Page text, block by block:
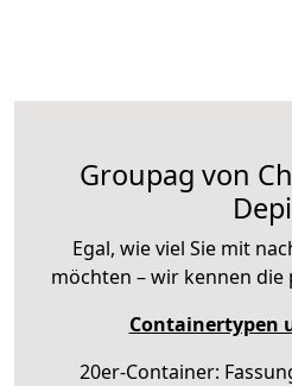
Groupag von
Egal, wie viel Sie mit
möchten – wir kennen die
Containertypen
20er-Container: